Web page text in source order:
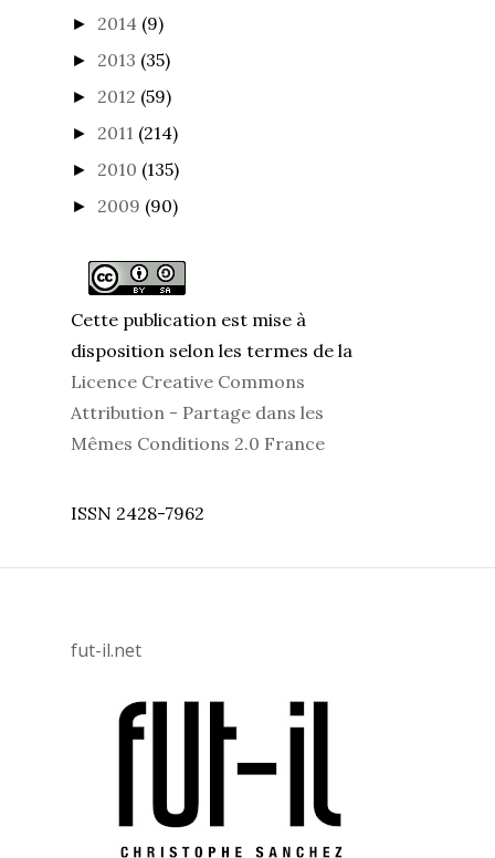
► 2014 (9)
► 2013 (35)
► 2012 (59)
► 2011 (214)
► 2010 (135)
► 2009 (90)
Cette publication est mise à
disposition selon les termes de la
Licence Creative Commons
Attribution - Partage dans les
Mêmes Conditions 2.0 France
ISSN 2428-7962
fut-il.net